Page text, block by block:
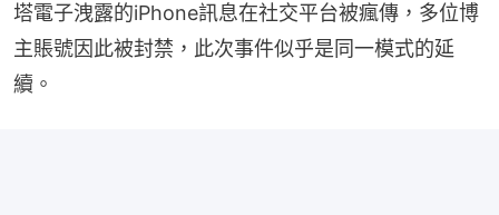
塔電子洩露的iPhone訊息在社交平台被瘋傳，多位博
主賬號因此被封禁，此次事件似乎是同一模式的延
續。